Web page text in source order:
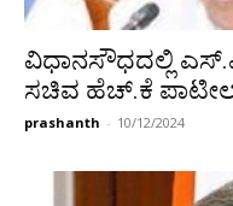
ವಿಧಾನಸೌಧದಲ್ಲಿ
ಸಚಿವ ಹೆಚ್.ಕೆ
prashanth - 10/12/2024